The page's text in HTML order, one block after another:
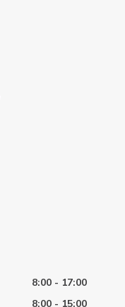
8:00 - 17:00
8:00 - 15:00